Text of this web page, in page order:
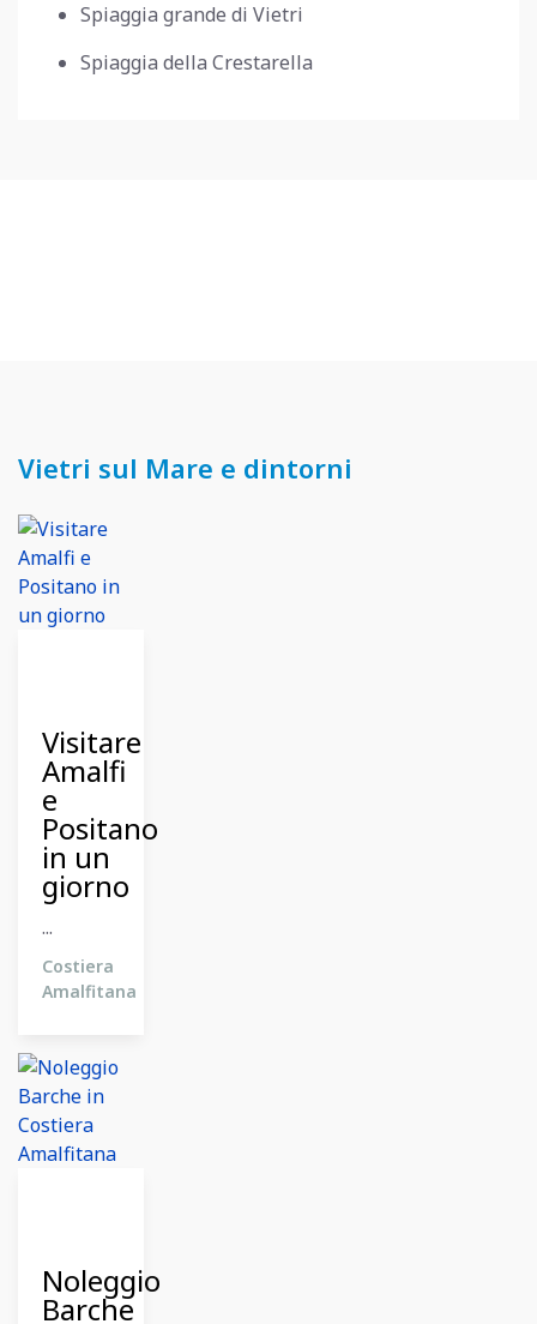
Spiaggia grande di Vietri
Spiaggia della Crestarella
Vietri sul Mare e dintorni
2024
Visitare
Amalfi
e
Positano
in un
giorno
...
Costiera
Amalfitana
Noleggio
Barche